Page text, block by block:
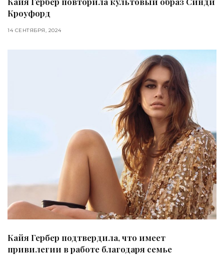
Кроуфорд
14 СЕНТЯБРЯ, 2024
Кайя Гербер подтвердила, что имеет
привилегии в работе благодаря семье